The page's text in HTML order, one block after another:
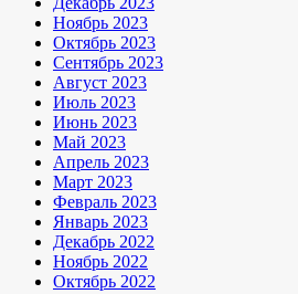
Ноябрь 2023
Октябрь 2023
Сентябрь 2023
Август 2023
Июль 2023
Июнь 2023
Май 2023
Апрель 2023
Март 2023
Февраль 2023
Январь 2023
Декабрь 2022
Ноябрь 2022
Октябрь 2022